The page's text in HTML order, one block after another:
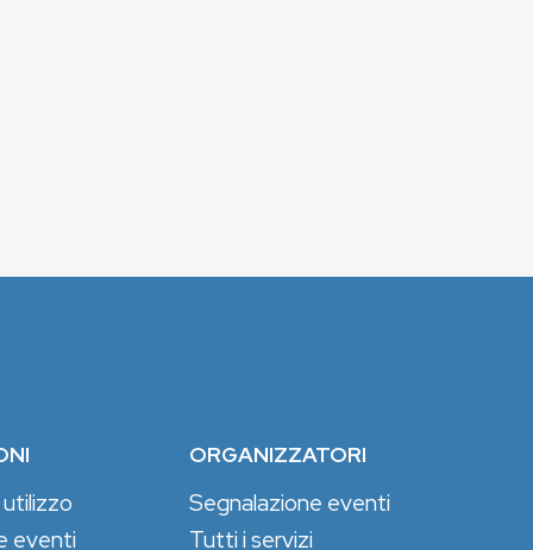
eventi
ORGANIZZATORI
Segnalazione eventi
Tutti i servizi